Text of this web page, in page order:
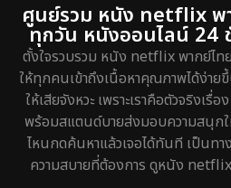
ศูนย์รวม หนัง netflix พ
ทุกวัน หนังออนไลน์ 24
ตั้งใจรวบรวม หนัง netflix พากย์ไท
ให้ทุกคนเข้าถึงเนื้อหาคุณภาพได้ง่า
ให้เสียจังหวะ เพราะเราคือตัวจริงเ
พร้อมสแตนด์บายส่งมอบความสนุก
ไหนกดค้นหาแล้วเจอได้ทันที เป็นท
ความสบายที่ต้องการ ดูหนัง